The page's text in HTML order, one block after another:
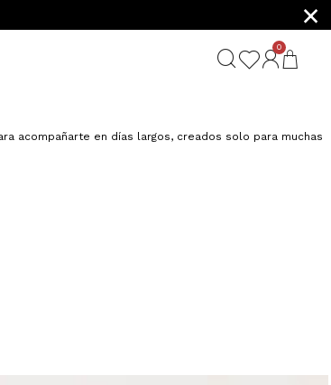
×
0
acompañarte en días largos, creados solo para muchas